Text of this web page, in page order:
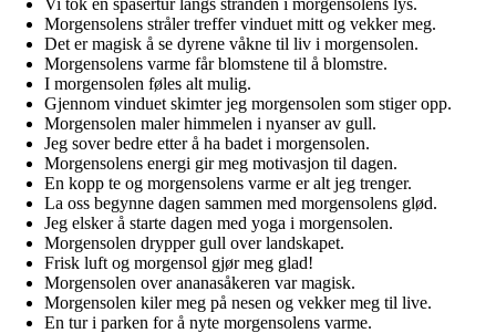
Morgensolens stråler treffer vinduet mitt og vekker meg.
Det er magisk å se dyrene våkne til liv i morgensolen.
Morgensolens varme får blomstene til å blomstre.
I morgensolen føles alt mulig.
Gjennom vinduet skimter jeg morgensolen som stiger opp.
Morgensolen maler himmelen i nyanser av gull.
Jeg sover bedre etter å ha badet i morgensolen.
Morgensolens energi gir meg motivasjon til dagen.
En kopp te og morgensolens varme er alt jeg trenger.
La oss begynne dagen sammen med morgensolens glød.
Jeg elsker å starte dagen med yoga i morgensolen.
Morgensolen drypper gull over landskapet.
Frisk luft og morgensol gjør meg glad!
Morgensolen over ananasåkeren var magisk.
Morgensolen kiler meg på nesen og vekker meg til live.
En tur i parken for å nyte morgensolens varme.